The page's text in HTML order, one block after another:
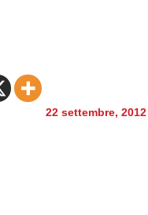
22 settembre, 2012